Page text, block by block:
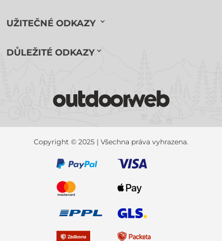
UŽITEČNÉ ODKAZY
DŮLEŽITÉ ODKAZY
Copyright © 2025 | Všechna práva vyhrazena.